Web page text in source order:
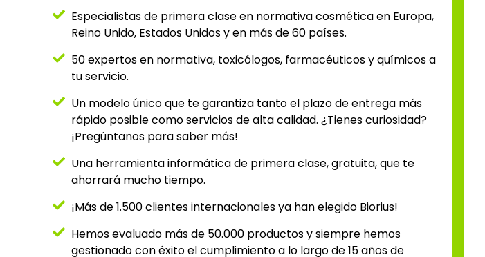
Especialistas de primera clase en normativa cosmética en Europa,
Reino Unido, Estados Unidos y en más de 60 países.
50 expertos en normativa, toxicólogos, farmacéuticos y químicos a
tu servicio.
Un modelo único que te garantiza tanto el plazo de entrega más
rápido posible como servicios de alta calidad. ¿Tienes curiosidad?
¡Pregúntanos para saber más!
Una herramienta informática de primera clase, gratuita, que te
ahorrará mucho tiempo.
¡Más de 1.500 clientes internacionales ya han elegido Biorius!
Hemos evaluado más de 50.000 productos y siempre hemos
gestionado con éxito el cumplimiento a lo largo de 15 años de